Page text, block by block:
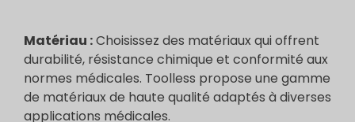
Matériau :Choisissez des matériaux qui offrent
durabilité, résistance chimique et conformité aux
normes médicales. Toolless propose une gamme
de matériaux de haute qualité adaptés à diverses
applications médicales.